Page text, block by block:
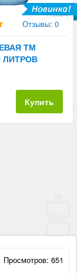
Отзывы: 0
ТМ
ЛИТРОВ
Купить
Просмотров: 651